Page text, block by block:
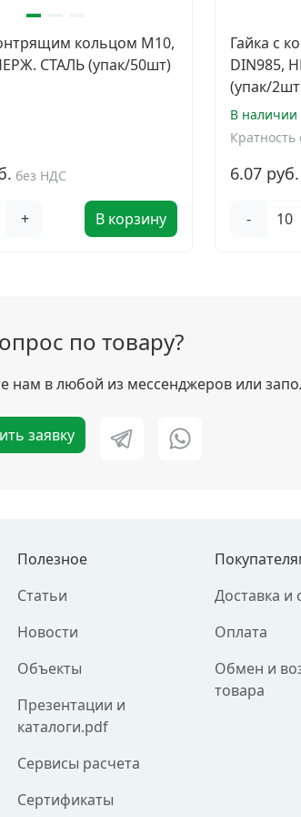
кольцом М10,
СТАЛЬ (упак/50шт)
без НДС
+ В корзину
Гайка с
DIN985,
(упак/
В наличии
Кратность
6.07 руб.
-
по товару?
нам в любой из мессенджеров или
заявку
Полезное
Статьи
Новости
Объекты
Презентации и
каталоги.pdf
Сервисы расчета
Сертификаты
Доставка и
Оплата
Обмен и
товара